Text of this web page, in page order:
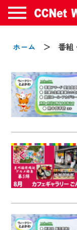
ホーム ＞ 番組
2024/09/02
動画配信サ
年9月24日
【変更点】
◆デザイン
の動画コン
◆当社アプ
でも・どこ
CCNetサ
番組をご視